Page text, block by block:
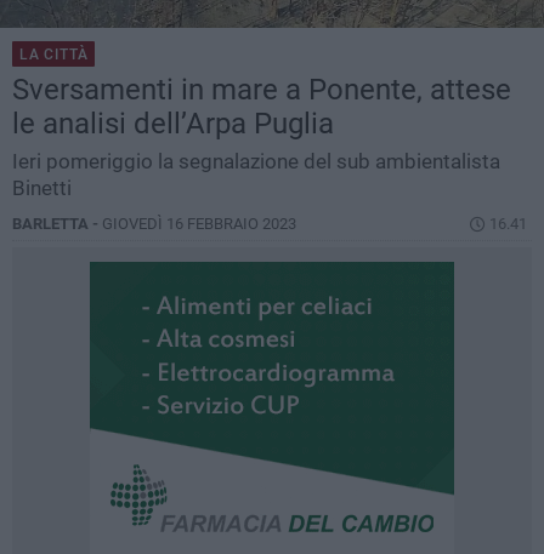
LA CITTÀ
Sversamenti in mare a Ponente, attese
le analisi dell’Arpa Puglia
Ieri pomeriggio la segnalazione del sub ambientalista
Binetti
BARLETTA - GIOVEDÌ 16 FEBBRAIO 2023 16.41